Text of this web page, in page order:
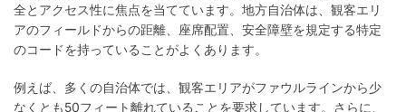
全とアクセス性に焦点を当てています。地方自治体は、観客エリ
アのフィールドからの距離、座席配置、安全障壁を規定する特定
のコードを持っていることがよくあります。
例えば、多くの自治体では、観客エリアがファウルラインから少
なくとも50フィート離れていることを要求しています。さらに、